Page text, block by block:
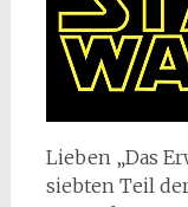
Lieben „Das
siebten Teil